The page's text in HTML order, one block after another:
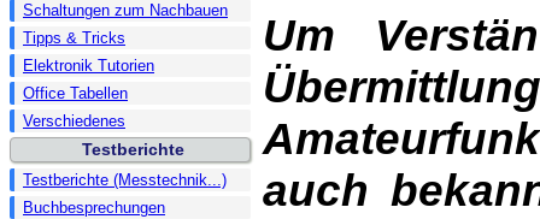
Schaltungen zum Nachbauen
Tipps & Tricks
Elektronik Tutorien
Office Tabellen
Verschiedenes
Testberichte
Testberichte (Messtechnik...)
Buchbesprechungen
Um
auch